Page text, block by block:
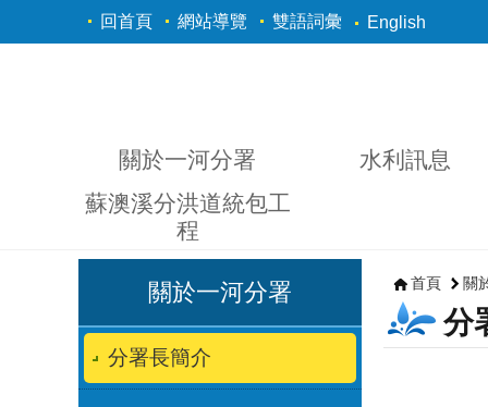
跳到主要內容區塊
回首頁 網站導覽 雙語詞彙 English
關於一河分署
水利訊息
蘇澳溪分洪道統包工
程
關於一河分署
分署長簡介
首頁 關
分